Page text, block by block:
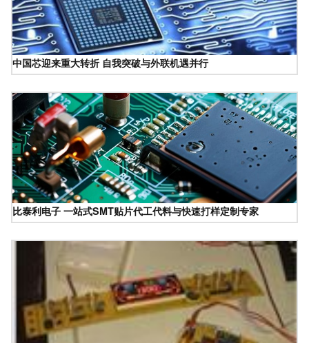
中国芯迎来重大转折 自我突破与外联机遇并行
比泰利电子 一站式SMT贴片代工代料与快速打样定制专家